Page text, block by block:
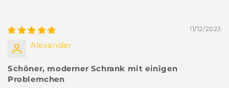
11/12/2023
Alexander
Schöner, moderner Schrank mit einigen
Problemchen